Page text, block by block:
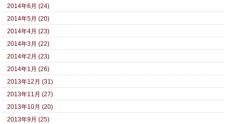
2014年6月 (24)
2014年5月 (20)
2014年4月 (23)
2014年3月 (22)
2014年2月 (23)
2014年1月 (26)
2013年12月 (31)
2013年11月 (27)
2013年10月 (20)
2013年9月 (25)